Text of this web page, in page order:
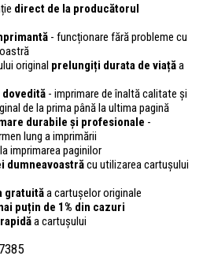
direct de la producătorul
- funcționare fără probleme cu
original prelungiți durata de viațăa
dovedită - imprimare de înaltă calitate și
de la prima până la ultima pagină
durabile și profesionale -
lung a imprimării
imprimarea paginilor
dumneavoastrăcu utilizarea cartușului
gratuităa cartușelor originale
puțin de 1% din cazuri
a cartușului